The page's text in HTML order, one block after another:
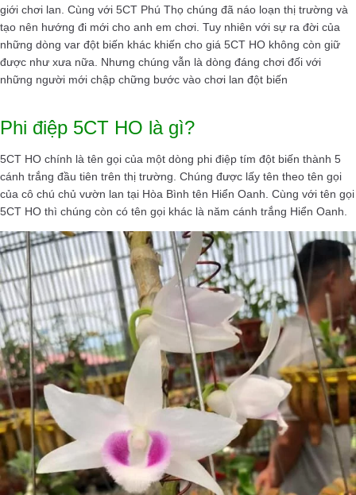
giới chơi lan. Cùng với 5CT Phú Thọ chúng đã náo loạn thị trường và
tạo nên hướng đi mới cho anh em chơi. Tuy nhiên với sự ra đời của
những dòng var đột biến khác khiến cho giá 5CT HO không còn giữ
được như xưa nữa. Nhưng chúng vẫn là dòng đáng chơi đối với
những người mới chập chững bước vào chơi lan đột biến
Phi điệp 5CT HO là gì?
5CT HO chính là tên gọi của một dòng phi điệp tím đột biến thành 5
cánh trắng đầu tiên trên thị trường. Chúng được lấy tên theo tên gọi
của cô chú chủ vườn lan tại Hòa Bình tên Hiển Oanh. Cùng với tên gọi
5CT HO thì chúng còn có tên gọi khác là năm cánh trắng Hiển Oanh.